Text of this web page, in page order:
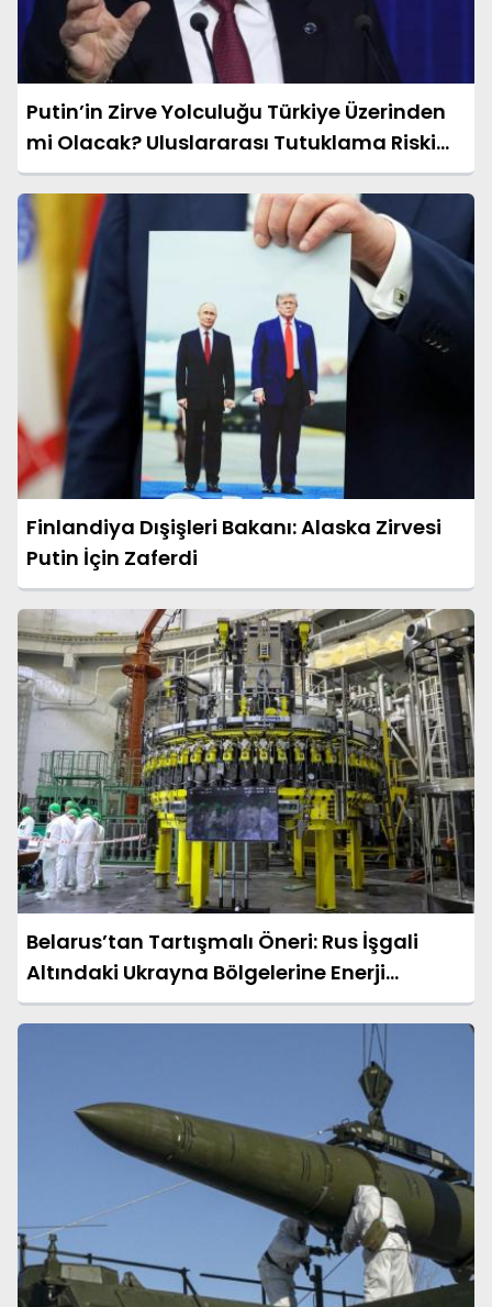
Putin’in Zirve Yolculuğu Türkiye Üzerinden
mi Olacak? Uluslararası Tutuklama Riski
Gündemde
Finlandiya Dışişleri Bakanı: Alaska Zirvesi
Putin İçin Zaferdi
Belarus’tan Tartışmalı Öneri: Rus İşgali
Altındaki Ukrayna Bölgelerine Enerji
Sağlayacak Nükleer Santral